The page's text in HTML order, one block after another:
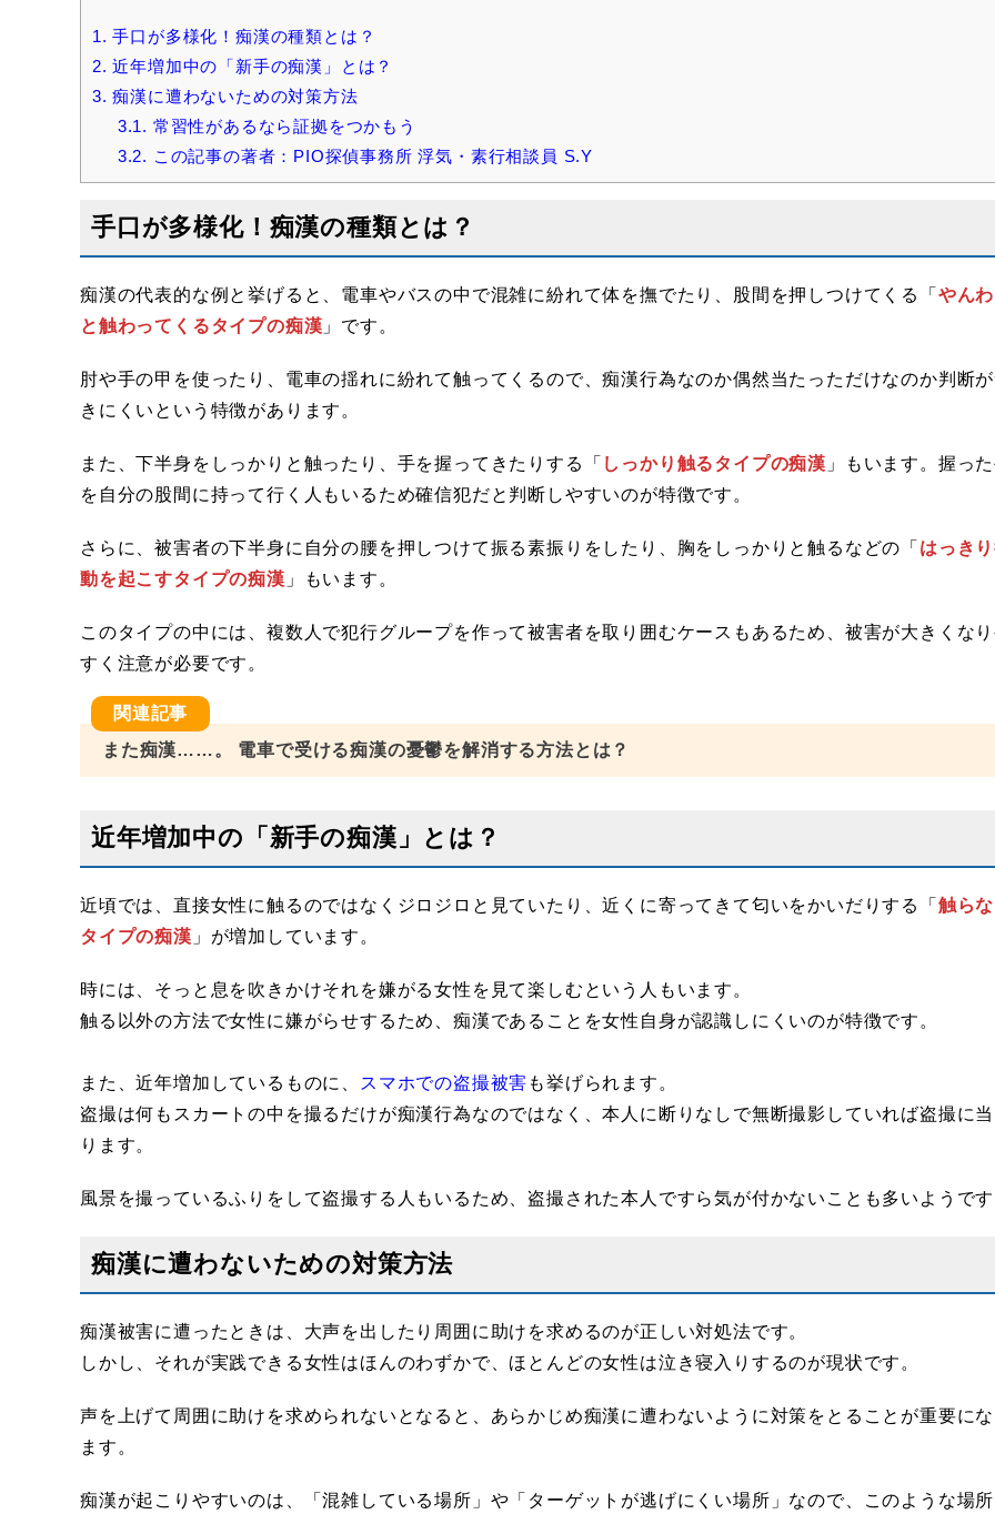
1. 手口が多様化！痴漢の種類とは？
2. 近年増加中の「新手の痴漢」とは？
3. 痴漢に遭わないための対策方法
3.1. 常習性があるなら証拠をつかもう
3.2. この記事の著者：PIO探偵事務所 浮気・素行相談員 S.Y
手口が多様化！痴漢の種類とは？
痴漢の代表的な例と挙げると、電車やバスの中で混雑に紛れて体を撫でたり、股間を押しつけてくる「 やんわ
と触わってくるタイプの痴漢 」です。
肘や手の甲を使ったり、電車の揺れに紛れて触ってくるので、痴漢行為なのか偶然当たっただけなのか判断
きにくいという特徴があります。
また、下半身をしっかりと触ったり、手を握ってきたりする「 しっかり触るタイプの痴漢 」もいます。握っ
を自分の股間に持って行く人もいるため確信犯だと判断しやすいのが特徴です。
さらに、被害者の下半身に自分の腰を押しつけて振る素振りをしたり、胸をしっかりと触るなどの「 はっき
動を起こすタイプの痴漢 」もいます。
このタイプの中には、複数人で犯行グループを作って被害者を取り囲むケースもあるため、被害が大きくな
すく注意が必要です。
また痴漢……。 電車で受ける痴漢の憂鬱を解消する方法とは？
近年増加中の「新手の痴漢」とは？
近頃では、直接女性に触るのではなくジロジロと見ていたり、近くに寄ってきて匂いをかいだりする「 触ら
タイプの痴漢 」が増加しています。
時には、そっと息を吹きかけそれを嫌がる女性を見て楽しむという人もいます。
触る以外の方法で女性に嫌がらせするため、痴漢であることを女性自身が認識しにくいのが特徴です。
また、近年増加しているものに、 スマホでの盗撮被害 も挙げられます。
盗撮は何もスカートの中を撮るだけが痴漢行為なのではなく、本人に断りなしで無断撮影していれば盗撮に当
ります。
風景を撮っているふりをして盗撮する人もいるため、盗撮された本人ですら気が付かないことも多いようです
痴漢に遭わないための対策方法
痴漢被害に遭ったときは、大声を出したり周囲に助けを求めるのが正しい対処法です。
しかし、それが実践できる女性はほんのわずかで、ほとんどの女性は泣き寝入りするのが現状です。
声を上げて周囲に助けを求められないとなると、あらかじめ痴漢に遭わないように対策をとることが重要にな
ます。
痴漢が起こりやすいのは、「混雑している場所」や「ターゲットが逃げにくい場所」なので、このような場